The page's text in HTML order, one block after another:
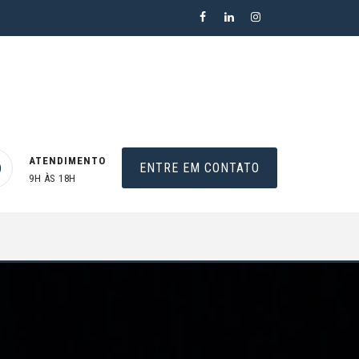
ATENDIMENTO
9H ÀS 18H
ENTRE EM CONTATO